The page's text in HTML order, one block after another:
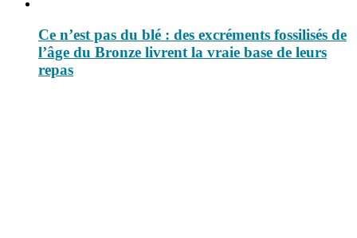
Ce n’est pas du blé : des excréments fossilisés de
l’âge du Bronze livrent la vraie base de leurs
repas